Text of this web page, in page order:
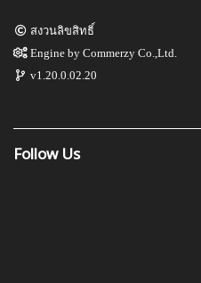
สงวนลิขสิทธิ์
Engine byCommerzy Co.,Ltd.
v1.20.0.02.20
Follow Us